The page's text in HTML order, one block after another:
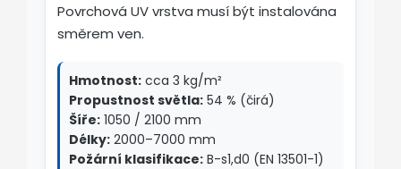
Povrchová UV vrstva musí být instalována
směrem ven.
Hmotnost: cca 3 kg/m²
Propustnost světla: 54 % (čirá)
Šíře: 1050 / 2100 mm
Délky: 2000–7000 mm
Požární klasifikace: B-s1,d0 (EN 13501-1)